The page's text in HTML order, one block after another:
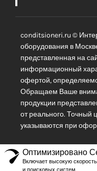
conditsioneri.ru ©
оборудования в
представленная на
информационный
офертой,
Обращаем Ваше
продукции
от реального. Точный
указываются при
Оптимизировано
Включает высокую
и поисковых систем.